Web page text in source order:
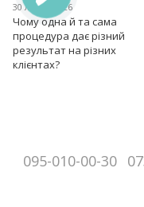
30 липня 2026
Чому одна й та сама
процедура дає різний
результат на різних
клієнтах?
095-010-00-30